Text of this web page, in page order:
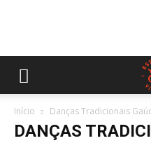
Início Danças Tradicionais
DANÇAS